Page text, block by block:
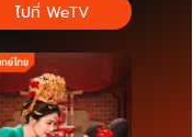
ไปที่ WeTV